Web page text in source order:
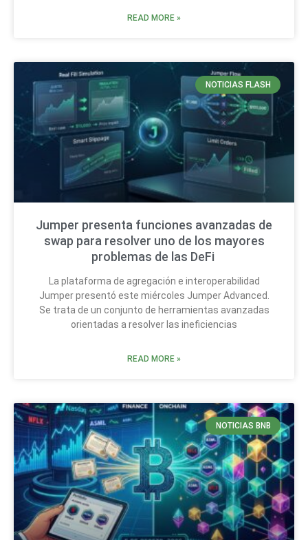
READ MORE »
NOTICIAS FLASH
Jumper presenta funciones avanzadas de
swap para resolver uno de los mayores
problemas de las DeFi
La plataforma de agregación e interoperabilidad
Jumper presentó este miércoles Jumper Advanced.
Se trata de un conjunto de herramientas avanzadas
orientadas a resolver las ineficiencias
READ MORE »
NOTICIAS BNB